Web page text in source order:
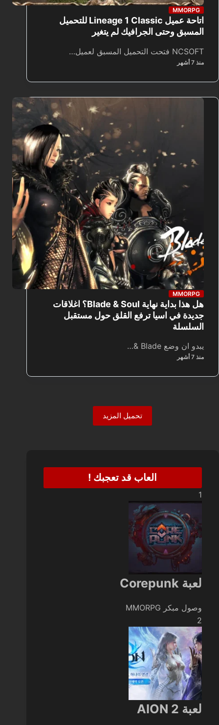
MMORPG
اتاحة عميل Lineage 1 Classic للتحميل
المسبق وحتى الجرافيك لم يتغير
NCSOFT فتحت التحميل المسبق لعميل…
منذ 7 أشهر
MMORPG
هل هذا بداية نهاية Blade & Soul؟ اغلاقات
جديدة في اسيا ترفع القلق حول مستقبل
السلسلة
يبدو ان وضع Blade &…
منذ 7 أشهر
تحميل المزيد
العاب قد تعجبك !
1
لعبة Corepunk
وصول مبكر MMORPG
2
لعبة AION 2